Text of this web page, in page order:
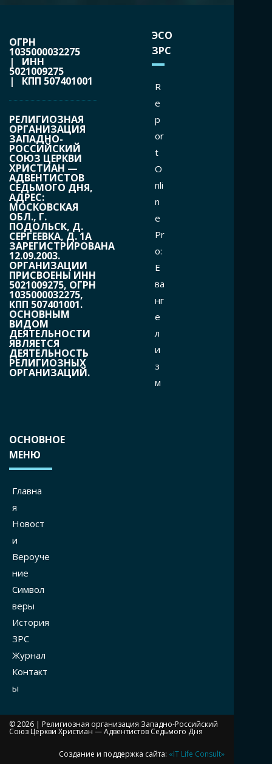
ОГРН
1035000032275
| ИНН
5021009275
| КПП 507401001
РЕЛИГИОЗНАЯ
ОРГАНИЗАЦИЯ
ЗАПАДНО-
РОССИЙСКИЙ
СОЮЗ ЦЕРКВИ
ХРИСТИАН —
АДВЕНТИСТОВ
СЕДЬМОГО ДНЯ,
АДРЕС:
МОСКОВСКАЯ
ОБЛ., Г.
ПОДОЛЬСК, Д.
СЕРГЕЕВКА, Д. 1А
ЗАРЕГИСТРИРОВАНА
12.09.2003.
ОРГАНИЗАЦИИ
ПРИСВОЕНЫ ИНН
5021009275, ОГРН
1035000032275,
КПП 507401001.
ОСНОВНЫМ
ВИДОМ
ДЕЯТЕЛЬНОСТИ
ЯВЛЯЕТСЯ
ДЕЯТЕЛЬНОСТЬ
РЕЛИГИОЗНЫХ
ОРГАНИЗАЦИЙ.
ЭСО
ЗРС
R
e
p
or
t
O
nli
n
e
Pr
o:
Е
ва
нг
е
л
и
з
м
ОСНОВНОЕ
МЕНЮ
Главна
я
Новост
и
Вероуче
ние
Символ
веры
История
ЗРС
Журнал
Контакт
ы
© 2026 | Религиозная организация Западно-Российский
Союз Церкви Христиан — Адвентистов Седьмого Дня
Создание и поддержка сайта: «IT Life Consult»